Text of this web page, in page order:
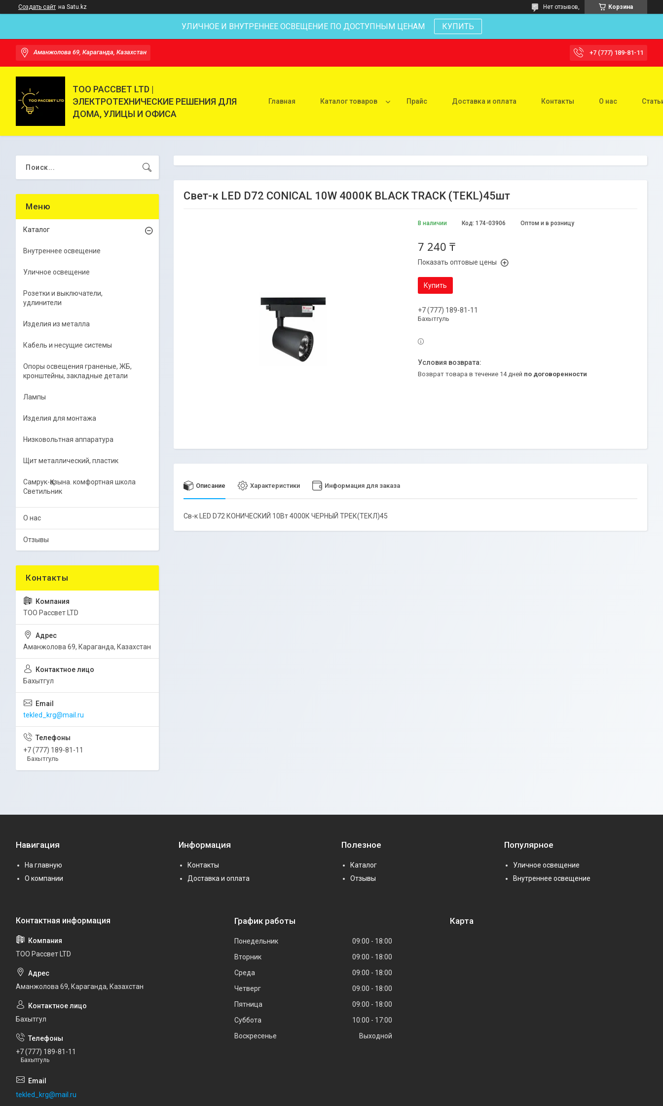
Создать сайт на Satu.kz Корзина
Нет отзывов,
УЛИЧНОЕ И ВНУТРЕННЕЕ ОСВЕЩЕНИЕ ПО ДОСТУПНЫМ ЦЕНАМ КУПИТЬ
Аманжолова 69, Караганда, Казахстан +7 (777) 189-81-11
ТОО РАССВЕТ LTD |
ЭЛЕКТРОТЕХНИЧЕСКИЕ РЕШЕНИЯ ДЛЯ
ДОМА, УЛИЦЫ И ОФИСА
Главная Каталог товаров Прайс Доставка и оплата Контакты О нас
Свет-к LED D72 CONICAL 10W 4000K BLACK TRACK (TEKL)45шт
В наличии Оптом и в розницу
Код: 174-03906
7 240 ₸
Показать оптовые цены
Купить
+7 (777) 189-81-11
Бахытгуль
возврат товара в течение 14 дней по договоренности
Описание Характеристики Информация для заказа
Св-к LED D72 КОНИЧЕСКИЙ 10Вт 4000К ЧЕРНЫЙ ТРЕК(ТЕКЛ)45
Каталог
Внутреннее освещение
Уличное освещение
Розетки и выключатели,
удлинители
Изделия из металла
Кабель и несущие системы
Опоры освещения граненые, ЖБ,
кронштейны, закладные детали
Лампы
Изделия для монтажа
Низковольтная аппаратура
Щит металлический, пластик
Самрук-Қазына. комфортная школа
Светильник
О нас
Отзывы
ТОО Рассвет LTD
Аманжолова 69, Караганда, Казахстан
Бахытгул
tekled_krg@mail.ru
+7 (777) 189-81-11
Бахытгуль
Навигация
На главную
О компании
Информация
Контакты
Доставка и оплата
Полезное
Каталог
Отзывы
Популярное
Уличное освещение
Внутреннее освещение
ТОО Рассвет LTD
Аманжолова 69, Караганда, Казахстан
Бахытгул
+7 (777) 189-81-11
Бахытгуль
tekled_krg@mail.ru
График работы
Понедельник 09:00
18:00
Вторник
09:00
18:00
Среда
09:00
18:00
Четверг
09:00
18:00
Пятница
09:00
18:00
Суббота
10:00
17:00
Воскресенье
Выходной
Карта